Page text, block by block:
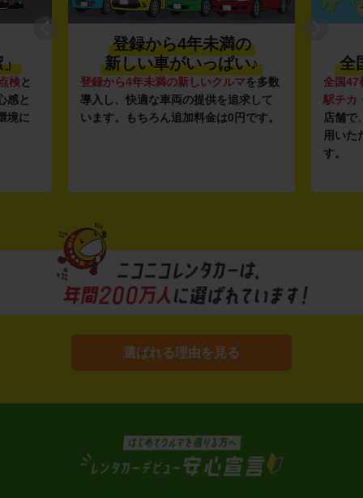
」
検と
感と
境に
登録から4年未満の
新しい車がいっぱい♪
登録から4年未満の新しいクルマを多数
導入し、快適な車両の提供を追求して
います。もちろん追加料金は0円です。
全
全国47
駅チカ
店舗で
用いた
す。
選ばれる理由を見る